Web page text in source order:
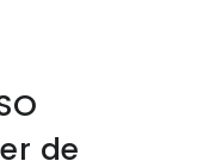
de